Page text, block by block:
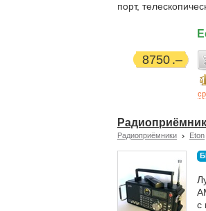
порт,
8750
Радиоприёмники Eton
с